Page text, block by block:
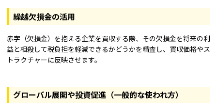
繰越欠損金の活用
赤字（欠損金）を抱える企業を買収する際、その欠損金を将来の利
益と相殺して税負担を軽減できるかどうかを精査し、買収価格やス
トラクチャーに反映させます。
グローバル展開や投資促進（一般的な使われ方）